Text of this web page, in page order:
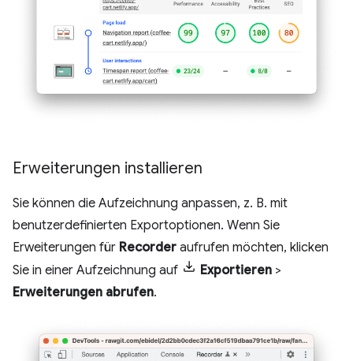
Erweiterungen installieren
Sie können die Aufzeichnung anpassen, z. B. mit
benutzerdefinierten Exportoptionen. Wenn Sie
Erweiterungen für Recorder aufrufen möchten, klicken
Sie in einer Aufzeichnung auf
Exportieren >
Erweiterungen abrufen.